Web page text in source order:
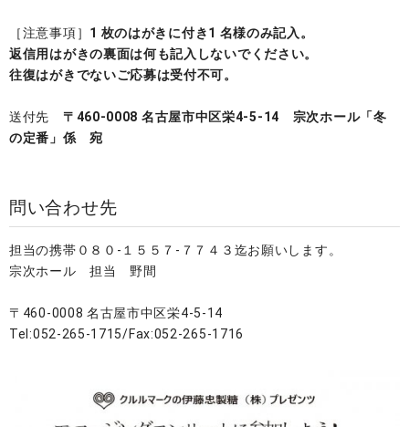
［注意事項］ 1 枚のはがきに付き1 名様のみ記入。
返信用はがきの裏面は何も記入しないでください。
往復はがきでないご応募は受付不可。
送付先 〒460-0008 名古屋市中区栄4-5-14 宗次ホール「冬
の定番」係 宛
問い合わせ先
担当の携帯０８０-１５５７-７７４３迄お願いします。
宗次ホール 担当 野間
〒460-0008 名古屋市中区栄4-5-14
Tel:052-265-1715/Fax:052-265-1716